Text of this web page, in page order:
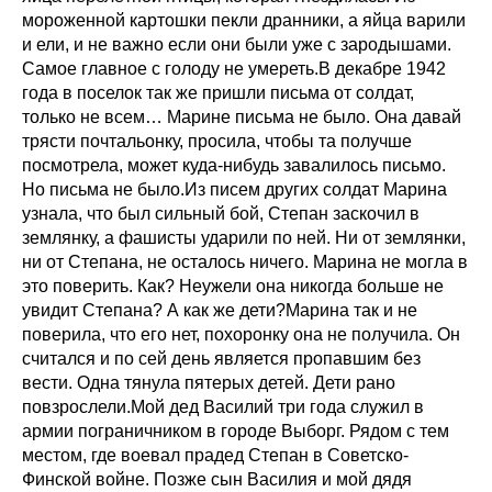
мороженной картошки пекли дранники, а яйца варили
и ели, и не важно если они были уже с зародышами.
Самое главное с голоду не умереть.В декабре 1942
года в поселок так же пришли письма от солдат,
только не всем… Марине письма не было. Она давай
трясти почтальонку, просила, чтобы та получше
посмотрела, может куда-нибудь завалилось письмо.
Но письма не было.Из писем других солдат Марина
узнала, что был сильный бой, Степан заскочил в
землянку, а фашисты ударили по ней. Ни от землянки,
ни от Степана, не осталось ничего. Марина не могла в
это поверить. Как? Неужели она никогда больше не
увидит Степана? А как же дети?Марина так и не
поверила, что его нет, похоронку она не получила. Он
считался и по сей день является пропавшим без
вести. Одна тянула пятерых детей. Дети рано
повзрослели.Мой дед Василий три года служил в
армии пограничником в городе Выборг. Рядом с тем
местом, где воевал прадед Степан в Советско-
Финской войне. Позже сын Василия и мой дядя